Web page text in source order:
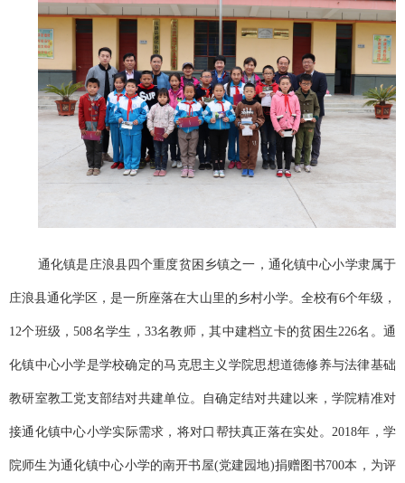
通化镇是庄浪县四个重度贫困乡镇之一，通化镇中心小学隶属于
庄浪县通化学区，是一所座落在大山里的乡村小学。全校有6个年级，
12个班级，508名学生，33名教师，其中建档立卡的贫困生226名。通
化镇中心小学是学校确定的马克思主义学院思想道德修养与法律基础
教研室教工党支部结对共建单位。自确定结对共建以来，学院精准对
接通化镇中心小学实际需求，将对口帮扶真正落在实处。2018年，学
院师生为通化镇中心小学的南开书屋(党建园地)捐赠图书700本，为评